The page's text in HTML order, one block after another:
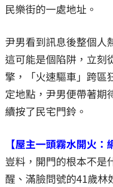
民樂街的一處地址。
尹男看到訊息後整個人
這可能是個陷阱，立刻
擎，「火速驅車」跨區
定地點，尹男便帶著期
續按了民宅門鈴。
【屋主一頭霧水開火：
豈料，開門的根本不是
醒、滿臉問號的41歲林